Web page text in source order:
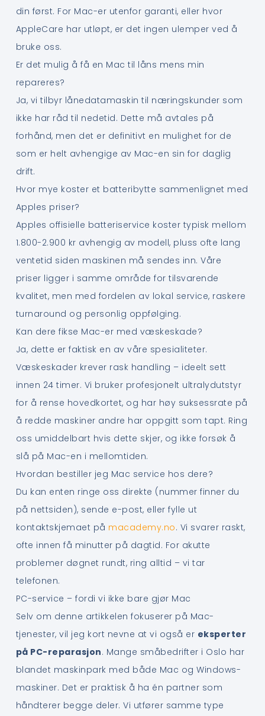
din først. For Mac-er utenfor garanti, eller hvor
AppleCare har utløpt, er det ingen ulemper ved å
bruke oss.
Er det mulig å få en Mac til låns mens min
repareres?
Ja, vi tilbyr lånedatamaskin til næringskunder som
ikke har råd til nedetid. Dette må avtales på
forhånd, men det er definitivt en mulighet for de
som er helt avhengige av Mac-en sin for daglig
drift.
Hvor mye koster et batteribytte sammenlignet med
Apples priser?
Apples offisielle batteriservice koster typisk mellom
1.800-2.900 kr avhengig av modell, pluss ofte lang
ventetid siden maskinen må sendes inn. Våre
priser ligger i samme område for tilsvarende
kvalitet, men med fordelen av lokal service, raskere
turnaround og personlig oppfølging.
Kan dere fikse Mac-er med væskeskade?
Ja, dette er faktisk en av våre spesialiteter.
Væskeskader krever rask handling – ideelt sett
innen 24 timer. Vi bruker profesjonelt ultralydutstyr
for å rense hovedkortet, og har høy suksessrate på
å redde maskiner andre har oppgitt som tapt. Ring
oss umiddelbart hvis dette skjer, og ikke forsøk å
slå på Mac-en i mellomtiden.
Hvordan bestiller jeg Mac service hos dere?
Du kan enten ringe oss direkte (nummer finner du
på nettsiden), sende e-post, eller fylle ut
kontaktskjemaet på macademy.no. Vi svarer raskt,
ofte innen få minutter på dagtid. For akutte
problemer døgnet rundt, ring alltid – vi tar
telefonen.
PC-service – fordi vi ikke bare gjør Mac
Selv om denne artikkelen fokuserer på Mac-
tjenester, vil jeg kort nevne at vi også er eksperter
på PC-reparasjon. Mange småbedrifter i Oslo har
blandet maskinpark med både Mac og Windows-
maskiner. Det er praktisk å ha én partner som
håndterer begge deler. Vi utfører samme type